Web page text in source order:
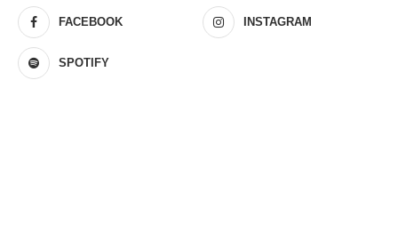
FACEBOOK INSTAGRAM
SPOTIFY